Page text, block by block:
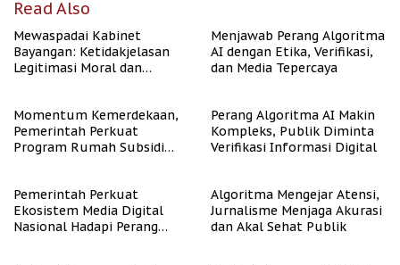
Read Also
Mewaspadai Kabinet
Bayangan: Ketidakjelasan
Legitimasi Moral dan
Menjawab Perang Algoritma
AI dengan Etika, Verifikasi,
dan Media Tepercaya
Momentum Kemerdekaan,
Pemerintah Perkuat
Program Rumah Subsidi
Perang Algoritma AI Makin
Kompleks, Publik Diminta
Verifikasi Informasi Digital
Pemerintah Perkuat
Ekosistem Media Digital
Nasional Hadapi Perang
Algoritma Mengejar Atensi,
Jurnalisme Menjaga Akurasi
dan Akal Sehat Publik